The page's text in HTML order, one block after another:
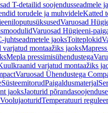
T-detailid soojendusseadmele
torudele ja muhvideleKatted
Varuosad
Varuosad Hügieeni-
juhtseadmetele jaoksToiteplokid
montaažiks jaoks
Mepla pressimisühendustega
varjatud montaažiks
Varuosad Ühendustega
SüsteemitorudPaigaldusmaterjal
jaoksJaoturid
VoolujaoturidTemperatuuri